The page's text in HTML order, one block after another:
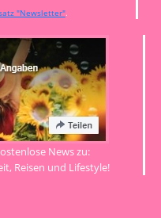
"Newsletter".
News zu:
Reisen und Lifestyle!